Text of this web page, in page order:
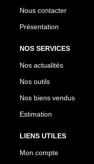
Nous contacter
Présentation
NOS SERVICES
Nos actualités
Nos outils
Nos biens vendus
Estimation
LIENS UTILES
Mon compte